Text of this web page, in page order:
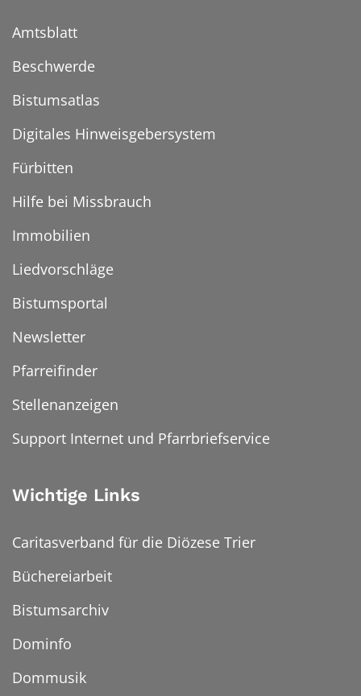
Amtsblatt
Beschwerde
Bistumsatlas
Digitales Hinweisgebersystem
Fürbitten
Hilfe bei Missbrauch
Immobilien
Liedvorschläge
Bistumsportal
Newsletter
Pfarreifinder
Stellenanzeigen
Support Internet und Pfarrbriefservice
Wichtige Links
Caritasverband für die Diözese Trier
Büchereiarbeit
Bistumsarchiv
Dominfo
Dommusik